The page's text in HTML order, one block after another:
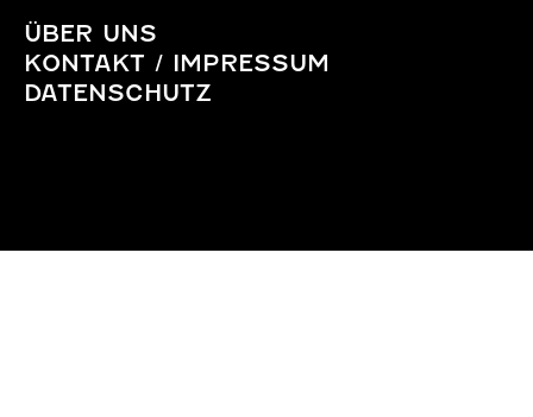
ÜBER UNS
KONTAKT / IMPRESSUM
DATENSCHUTZ